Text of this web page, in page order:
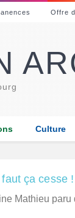
Offre
Culture
ça cesse !
Mathieu